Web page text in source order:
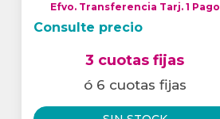
Efvo. Transferencia Tarj. 1 Pago
Consulte precio
3 cuotas fijas
ó 6 cuotas fijas